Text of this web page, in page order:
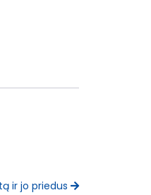
ir jo priedus